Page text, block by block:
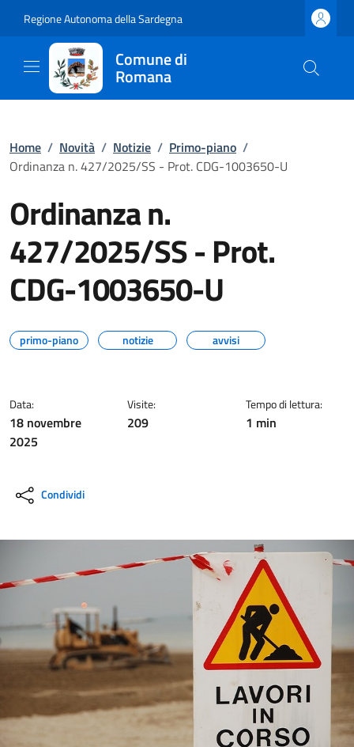
Regione Autonoma della Sardegna
Comune di
Romana
Home / Novità / Notizie / Primo-piano /
Ordinanza n. 427/2025/SS - Prot. CDG-1003650-U
Ordinanza n.
427/2025/SS - Prot.
CDG-1003650-U
primo-piano notizie avvisi
Data:
18 novembre
2025
Visite:
209
Tempo di lettura:
1 min
Condividi